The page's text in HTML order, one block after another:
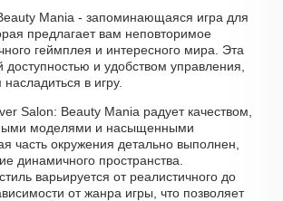
Mania - запоминающаяся игра для
предлагает вам неповторимое
геймплея и интересного мира. Эта
доступностью и удобством управления,
в игру.
Salon: Beauty Mania радует качеством,
моделями и насыщенными
часть окружения детально выполнен,
динамичного пространства.
варьируется от реалистичного до
от жанра игры, что позволяет